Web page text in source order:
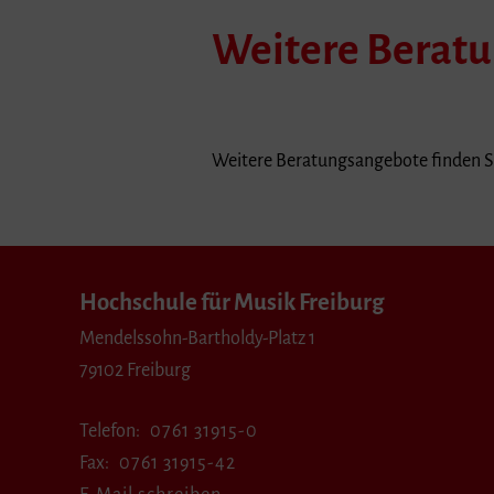
Weitere
Weitere Beratungsangebote finden
Hochschule für Musik Freiburg
Mendelssohn-Bartholdy-Platz 1
79102 Freiburg
Telefon
0761 31915-0
Fax
0761 31915-42